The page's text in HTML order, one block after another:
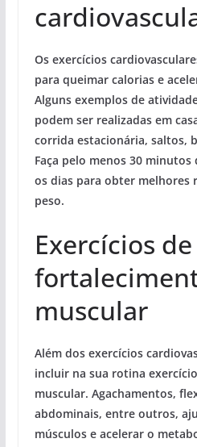
Os exercícios
para queimar calorias e
Alguns exemplos de
podem ser realizadas em
corrida estacionária, saltos,
Faça pelo menos 30
os dias para obter melhores
peso.
Exercícios de
muscular
Além dos exercícios
incluir na sua rotina
muscular. Agachamentos,
abdominais, entre outros,
músculos e acelerar o